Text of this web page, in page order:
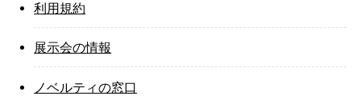
利用規約
展示会の情報
ノベルティの窓口